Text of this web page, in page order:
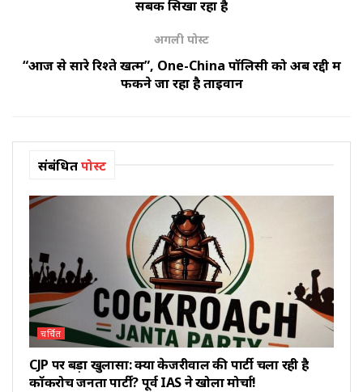
सबक सिखा रहा है
अगली पोस्ट
“आज से सारे रिश्ते खत्म”, One-China पॉलिसी को अब रद्दी में
फेंकने जा रहा है ताइवान
संबंधितपोस्ट
चर्चित
CJP पर बड़ा खुलासा: क्या केजरीवाल की पार्टी चला रही है
कॉकरोच जनता पार्टी? पूर्व IAS ने खोला मोर्चा!